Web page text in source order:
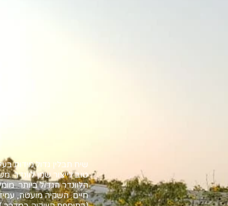
שיח תבלין גדול מידות
טוב לייצור שמן לוונדר.
הלוונדר הגדול ביותר.
חיים. השקיה מועטה,